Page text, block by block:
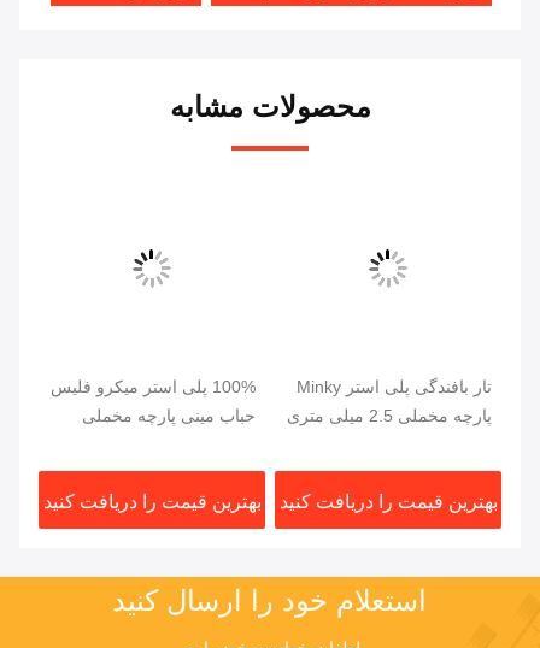
محصولات مشابه
تار بافندگی پلی استر Minky
پارچه مخملی 2.5 میلی متری
بهترین قیمت را دریافت کنید
100% پلی استر میکرو فلیس
حباب مینی پارچه مخملی
بهترین قیمت را دریافت کنید
استعلام خود را ارسال کنید